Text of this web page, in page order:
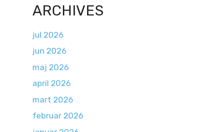
ARCHIVES
jul 2026
jun 2026
maj 2026
april 2026
mart 2026
februar 2026